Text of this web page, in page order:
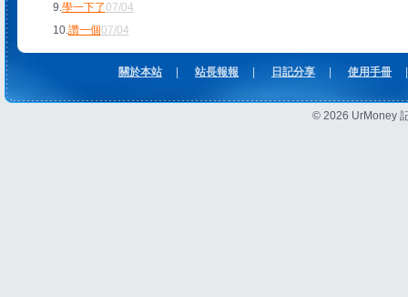
9.學一下了07/04
10.讚一個07/04
關於本站 站長報報 日記分享 使用手冊
© 2026 UrMoney